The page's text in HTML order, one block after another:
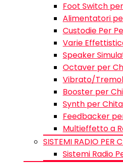
Foot Switch
Alimentatori
Custodie Per
Varie
Speaker
Octaver per
Vibrato/
Booster per
Synth per
Feedbacker
Multieffetto a
SISTEMI RADIO PER
Sistemi Radio